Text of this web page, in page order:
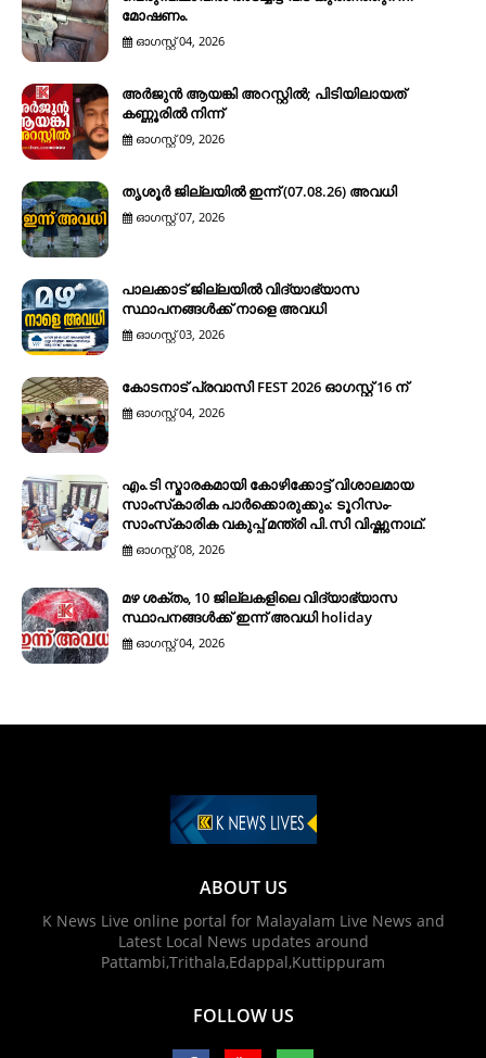
മോഷണം.
ഓഗസ്റ്റ് 04, 2026
അർജുൻ ആയങ്കി അറസ്റ്റിൽ; പിടിയിലായത്
കണ്ണൂരിൽ നിന്ന്
ഓഗസ്റ്റ് 09, 2026
തൃശൂർ ജില്ലയിൽ ഇന്ന് (07.08.26) അവധി
ഓഗസ്റ്റ് 07, 2026
പാലക്കാട് ജില്ലയിൽ വിദ്യാഭ്യാസ
സ്ഥാപനങ്ങൾക്ക് നാളെ അവധി
ഓഗസ്റ്റ് 03, 2026
കോടനാട് പ്രവാസി FEST 2026 ഓഗസ്റ്റ് 16 ന്
ഓഗസ്റ്റ് 04, 2026
എം.ടി സ്മാരകമായി കോഴിക്കോട്ട് വിശാലമായ
സാംസ്‌കാരിക പാര്‍ക്കൊരുക്കും: ടൂറിസം-
സാംസ്‌കാരിക വകുപ്പ് മന്ത്രി പി.സി വിഷ്ണുനാഥ്.
ഓഗസ്റ്റ് 08, 2026
മഴ ശക്തം, 10 ജില്ലകളിലെ വിദ്യാഭ്യാസ
സ്ഥാപനങ്ങൾക്ക് ഇന്ന് അവധി holiday
ഓഗസ്റ്റ് 04, 2026
ABOUT US
K News Live online portal for Malayalam Live News and
Latest Local News updates around
Pattambi,Trithala,Edappal,Kuttippuram
FOLLOW US